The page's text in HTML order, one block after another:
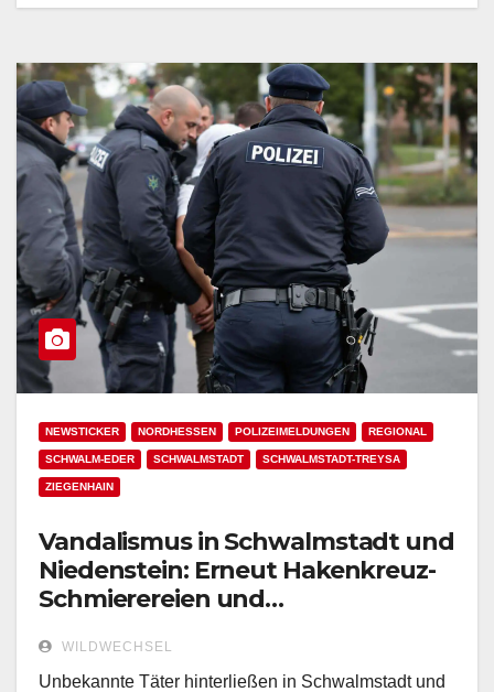
NEWSTICKER NORDHESSEN POLIZEIMELDUNGEN REGIONAL
SCHWALM-EDER SCHWALMSTADT SCHWALMSTADT-TREYSA
ZIEGENHAIN
Vandalismus in Schwalmstadt und
Niedenstein: Erneut Hakenkreuz-
Schmierereien und
WILDWECHSEL
Unbekannte Täter hinterließen in Schwalmstadt und